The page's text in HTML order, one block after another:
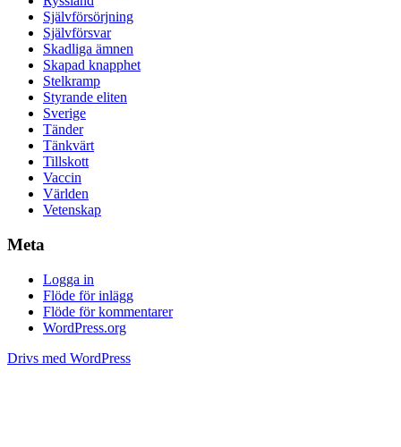
Självförsörjning
Självförsvar
Skadliga ämnen
Skapad knapphet
Stelkramp
Styrande eliten
Sverige
Tänder
Tänkvärt
Tillskott
Vaccin
Världen
Vetenskap
Meta
Logga in
Flöde för inlägg
Flöde för kommentarer
WordPress.org
Drivs med WordPress